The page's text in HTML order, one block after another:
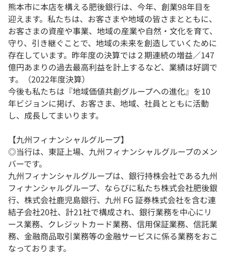
熊本市に本店を構える肥後銀行は、今年、創業98年目を
迎えます。私たちは、お客さまや地域の皆さまとともに、
お客さまの資産や事業、地域の産業や自然・文化を育て、
守り、引き継ぐことで、地域の未来を創造していくために
存在しています。昨年度の決算では２期連続の増益／147
億円あまりの過去最高利益を計上するなど、業績は好調で
す。（2022年度決算）
今後も私たちは『地域価値共創グループへの進化』を10
年ビジョンに掲げ、お客さま、地域、社員とともに活動
し、成長してまいります。
【九州フィナンシャルグループ】
◎当行は、東証上場、九州フィナンシャルグループのメン
バーです。
九州フィナンシャルグループは、銀行持株会社である九州
フィナンシャルグループ、ならびに私たち株式会社肥後銀
行、株式会社鹿児島銀行、九州 FG 証券株式会社を含む連
結子会社20社、計21社で構成され、銀行業務を中心にリ
ース業務、クレジットカード業務、信用保証業務、信託業
務、金融商品取引業務等の金融サービスに係る業務をおこ
なっております。